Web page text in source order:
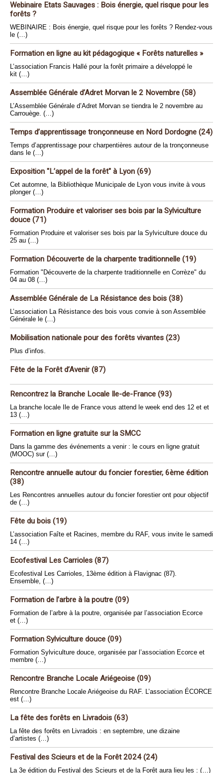
Webinaire Etats Sauvages : Bois énergie, quel risque pour les
forêts ?
WEBINAIRE : Bois énergie, quel risque pour les forêts ? Rendez-vous
le (…)
Formation en ligne au kit pédagogique « Forêts naturelles »
L’association Francis Hallé pour la forêt primaire a développé le
kit (…)
Assemblée Générale d’Adret Morvan le 2 Novembre (58)
L’Assemblée Générale d’Adret Morvan se tiendra le 2 novembre au
Carrouège. (…)
Temps d’apprentissage tronçonneuse en Nord Dordogne (24)
Temps d’apprentissage pour charpentières autour de la tronçonneuse
dans le (…)
Exposition "L’appel de la forêt" à Lyon (69)
Cet automne, la Bibliothèque Municipale de Lyon vous invite à vous
plonger (…)
Formation Produire et valoriser ses bois par la Sylviculture
douce (71)
Formation Produire et valoriser ses bois par la Sylviculture douce du
25 au (…)
Formation Découverte de la charpente traditionnelle (19)
Formation "Découverte de la charpente traditionnelle en Corrèze" du
04 au 08 (…)
Assemblée Générale de La Résistance des bois (38)
L’association La Résistance des bois vous convie à son Assemblée
Générale le (…)
Mobilisation nationale pour des forêts vivantes (23)
Plus d’infos.
Fête de la Forêt d’Avenir (87)
Rencontrez la Branche Locale Ile-de-France (93)
La branche locale Ile de France vous attend le week end des 12 et et
13 (…)
Formation en ligne gratuite sur la SMCC
Dans la gamme des événements a venir : le cours en ligne gratuit
(MOOC) sur (…)
Rencontre annuelle autour du foncier forestier, 6ème édition
(38)
Les Rencontres annuelles autour du foncier forestier ont pour objectif
de (…)
Fête du bois (19)
L’association Faîte et Racines, membre du RAF, vous invite le samedi
14 (…)
Ecofestival Les Carrioles (87)
Ecofestival Les Carrioles, 13ème édition à Flavignac (87).
Ensemble, (…)
Formation de l’arbre à la poutre (09)
Formation de l’arbre à la poutre, organisée par l’association Ecorce
et (…)
Formation Sylviculture douce (09)
Formation Sylviculture douce, organisée par l’association Ecorce et
membre (…)
Rencontre Branche Locale Ariégeoise (09)
Rencontre Branche Locale Ariégeoise du RAF. L’association ÉCORCE
est (…)
La fête des forêts en Livradois (63)
La fête des forêts en Livradois : en septembre, une dizaine
d’artistes (…)
Festival des Scieurs et de la Forêt 2024 (24)
La 3e édition du Festival des Scieurs et de la Forêt aura lieu les : (…)